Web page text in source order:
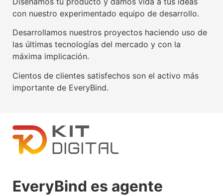
con nuestro experimentado equipo de desarrollo.
Desarrollamos nuestros proyectos haciendo uso de
las últimas tecnologías del mercado y con la
máxima implicación.
Cientos de clientes satisfechos son el activo más
importante de EveryBind.
EveryBind es agente